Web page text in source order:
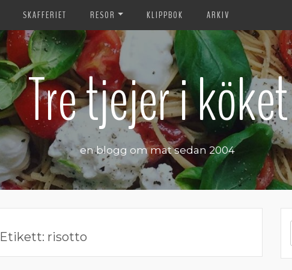
SKAFFERIET RESOR KLIPPBOK ARKIV
Tre tjejer i köket
en blogg om mat sedan 2004
Etikett: risotto